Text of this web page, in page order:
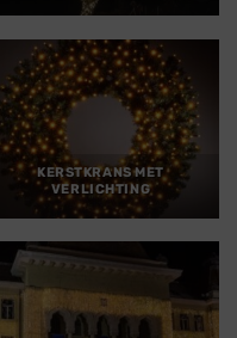
KERSTKRANS MET
VERLICHTING